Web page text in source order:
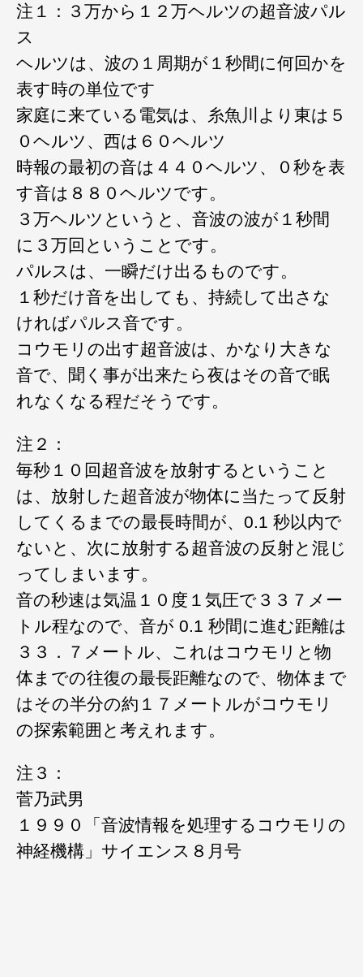
注１：３万から１２万ヘルツの超音波パル
ス
ヘルツは、波の１周期が１秒間に何回かを
表す時の単位です
家庭に来ている電気は、糸魚川より東は５
０ヘルツ、西は６０ヘルツ
時報の最初の音は４４０ヘルツ、０秒を表
す音は８８０ヘルツです。
３万ヘルツというと、音波の波が１秒間
に３万回ということです。
パルスは、一瞬だけ出るものです。
１秒だけ音を出しても、持続して出さな
ければパルス音です。
コウモリの出す超音波は、かなり大きな
音で、聞く事が出来たら夜はその音で眠
れなくなる程だそうです。
注２：
毎秒１０回超音波を放射するということ
は、放射した超音波が物体に当たって反射
してくるまでの最長時間が、0.1 秒以内で
ないと、次に放射する超音波の反射と混じ
ってしまいます。
音の秒速は気温１０度１気圧で３３７メー
トル程なので、音が 0.1 秒間に進む距離は
３３．７メートル、これはコウモリと物
体までの往復の最長距離なので、物体まで
はその半分の約１７メートルがコウモリ
の探索範囲と考えれます。
注３：
菅乃武男
１９９０「音波情報を処理するコウモリの
神経機構」サイエンス８月号